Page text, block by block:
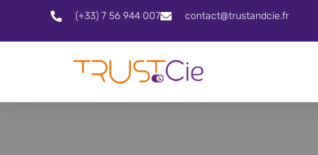
(+33) 7 56 944 007 contact@trustandcie.fr